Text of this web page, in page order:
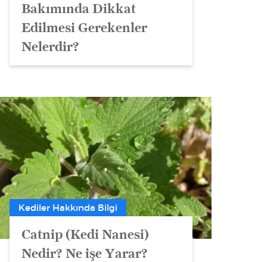
Bakımında Dikkat
Edilmesi Gerekenler
Nelerdir?
Kediler Hakkında Bilgi
Catnip (Kedi Nanesi)
Nedir? Ne işe Yarar?